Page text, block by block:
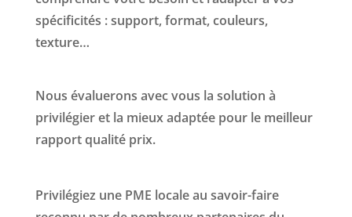
spécificités : support, format, couleurs,
texture…
Nous évaluerons avec vous la solution à
privilégier et la mieux adaptée pour le meilleur
rapport qualité prix.
Privilégiez une PME locale au savoir-faire